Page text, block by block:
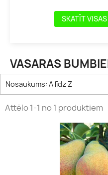
SKATĪT
VASARAS
Nosaukums: A līdz Z
Attēlo 1-1 no 1 produktiem